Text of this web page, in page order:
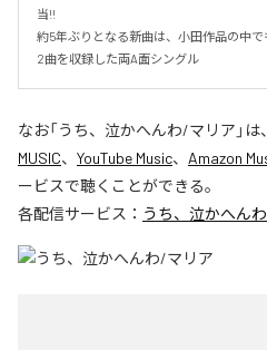
当!!
約5年ぶりとなる新曲は、小田作品の中
2曲を収録した両A面シングル
なお「うち、泣かへんわ/マリア 」は、
MUSIC、 YouTube Music、 Amazon
ービスで聴くことができる。
各配信サービス： うち、泣かへん